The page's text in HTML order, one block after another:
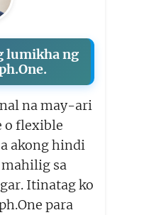
lumikha ng
na may-ari
o flexible
akong hindi
sa
Itinatag ko
para